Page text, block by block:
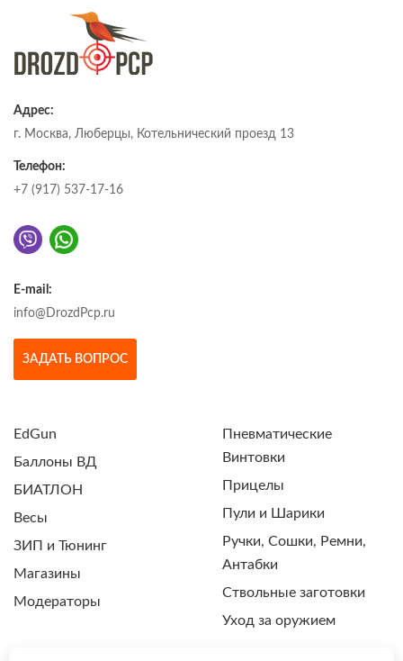
Адрес:
г. Москва, Люберцы, Котельнический проезд 13
Телефон:
+7 (917) 537-17-16
E-mail:
info@DrozdPcp.ru
ЗАДАТЬ ВОПРОС
EdGun
Баллоны ВД
БИАТЛОН
Весы
ЗИП и Тюнинг
Магазины
Модераторы
Пневматические
Винтовки
Прицелы
Пули и Шарики
Ручки, Сошки, Ремни,
Антабки
Ствольные заготовки
Уход за оружием